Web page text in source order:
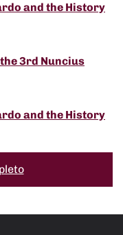
and the History
3rd Nuncius
and the History